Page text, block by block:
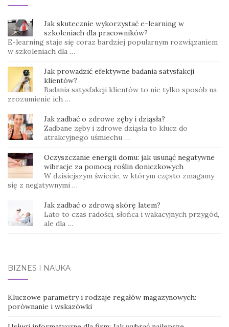
Jak skutecznie wykorzystać e-learning w
szkoleniach dla pracowników?
E-learning staje się coraz bardziej popularnym rozwiązaniem
w szkoleniach dla …
Jak prowadzić efektywne badania satysfakcji
klientów?
Badania satysfakcji klientów to nie tylko sposób na
zrozumienie ich …
Jak zadbać o zdrowe zęby i dziąsła?
Zadbane zęby i zdrowe dziąsła to klucz do
atrakcyjnego uśmiechu …
Oczyszczanie energii domu: jak usunąć negatywne
wibracje za pomocą roślin doniczkowych
W dzisiejszym świecie, w którym często zmagamy
się z negatywnymi …
Jak zadbać o zdrową skórę latem?
Lato to czas radości, słońca i wakacyjnych przygód,
ale dla …
BIZNES I NAUKA
Kluczowe parametry i rodzaje regałów magazynowych:
porównanie i wskazówki